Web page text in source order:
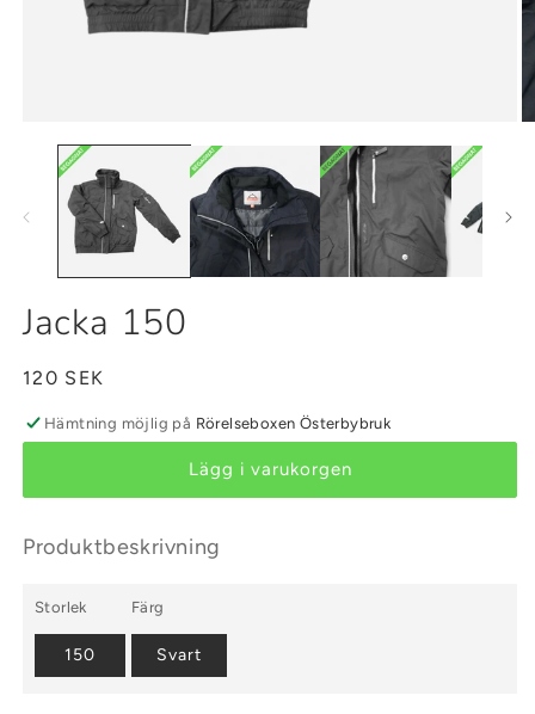
mediet
modalfönster
Jacka 150
Ordinarie
120 SEK
Hämtning möjlig på Rörelseboxen Österbybruk
Lägg i varukorgen
Produktbeskrivning
Storlek
150
Färg
Svart